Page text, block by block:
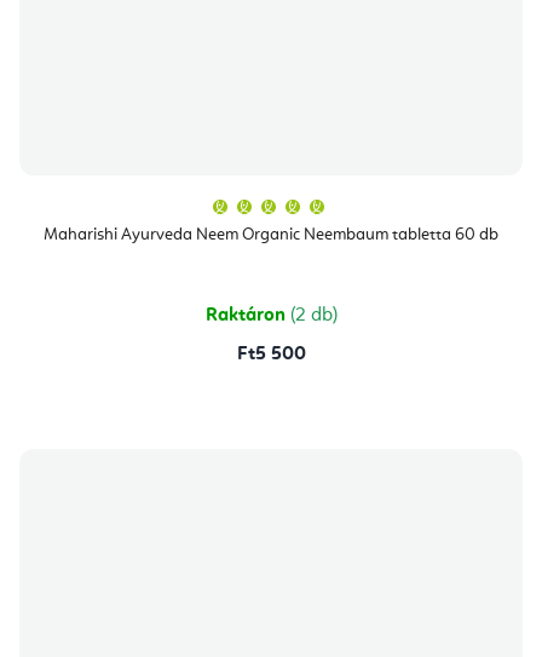
Maharishi Ayurveda Neem Organic Neembaum tabletta 60 db
átlagos
értékelése
csillag.
Raktáron (2 db)
Ft5 500